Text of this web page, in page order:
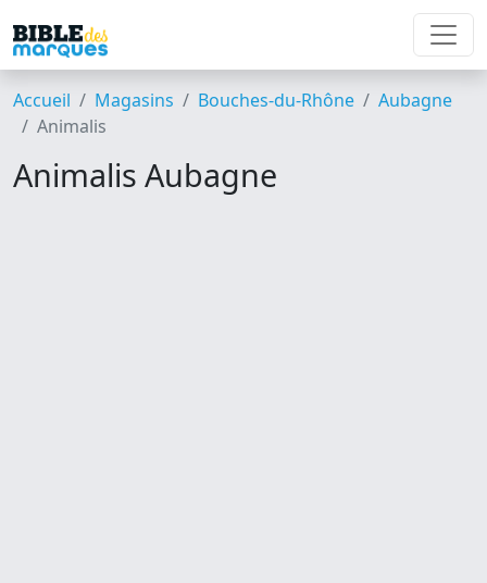
Accueil Magasins Bouches-du-Rhône
Aubagne
Animalis
Animalis Aubagne